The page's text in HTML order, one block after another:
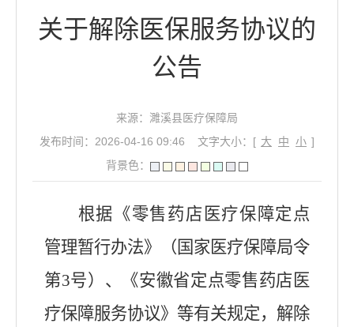
关于解除医保服务协议的
公告
来源：濉溪县医疗保障局
发布时间：2026-04-16 09:46
文字大小：[ 大 中 小 ]
背景色：
根据《零售药店医疗保障定点
管理暂行办法》（国家医疗保障局令
第3号）、《安徽省定点零售药店医
疗保障服务协议》等有关规定，解除